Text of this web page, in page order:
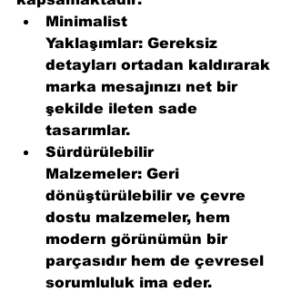
Minimalist
Yaklaşımlar: Gereksiz
detayları ortadan kaldırarak
marka mesajınızı net bir
şekilde ileten sade
tasarımlar.
Sürdürülebilir
Malzemeler: Geri
dönüştürülebilir ve çevre
dostu malzemeler, hem
modern görünümün bir
parçasıdır hem de çevresel
sorumluluk ima eder.